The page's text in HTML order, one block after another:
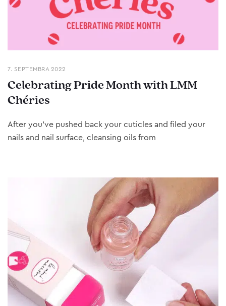
7. SEPTEMBRA 2022
Celebrating Pride Month with LMM
Chéries
After you’ve pushed back your cuticles and filed your
nails and nail surface, cleansing oils from